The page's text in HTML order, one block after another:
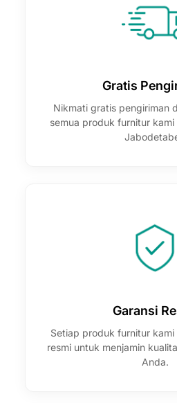
Gratis
Nikmati gratis pengiriman
semua produk furnitur
Garansi
Setiap produk furnitur
resmi untuk menjamin
Anda.